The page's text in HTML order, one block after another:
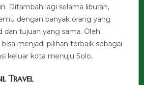
Ditambah lagi selama liburan,
dengan banyak orang yang
dan tujuan yang sama. Oleh
menjadi pilihan terbaik sebagai
keluar kota menuju Solo.
Travel